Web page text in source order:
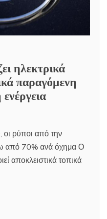
ηλεκτρικά
παραγόμενη
ρύποι από την
από 70% ανά όχημα Ο
αποκλειστικά τοπικά